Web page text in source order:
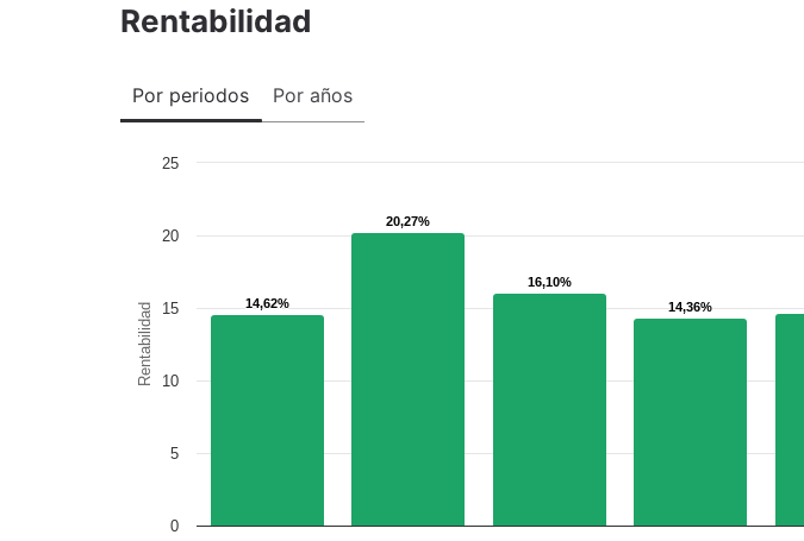
Rentabilidad
Por periodos Por años
Rentabilidad 14,62%
14,62%
20,27%
20,27%
16,10%
16,10%
14,36%
14,36%
0
5
10
15
20
25